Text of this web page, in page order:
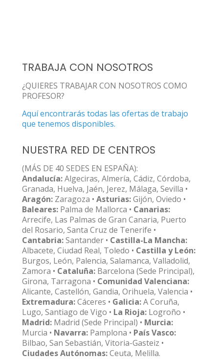
TRABAJA CON NOSOTROS
¿QUIERES TRABAJAR CON NOSOTROS COMO
PROFESOR?
Aquí encontrarás todas las ofertas de trabajo
que tenemos disponibles.
NUESTRA RED DE CENTROS
(MÁS DE 40 SEDES EN ESPAÑA):
Andalucía:Algeciras, Almería, Cádiz, Córdoba,
Granada, Huelva, Jaén, Jerez, Málaga, Sevilla •
Aragón: Zaragoza • Asturias:Gijón, Oviedo •
Baleares: Palma de Mallorca • Canarias:
Arrecife, Las Palmas de Gran Canaria, Puerto
del Rosario, Santa Cruz de Tenerife •
Cantabria:Santander • Castilla-La Mancha:
Albacete, Ciudad Real, Toledo • Castilla y León:
Burgos, León, Palencia, Salamanca, Valladolid,
Zamora • Cataluña: Barcelona (Sede Principal),
Girona, Tarragona • Comunidad Valenciana:
Alicante, Castellón, Gandia, Orihuela, Valencia •
Extremadura:Cáceres • Galicia:A Coruña,
Lugo, Santiago de Vigo • La Rioja: Logroño •
Madrid: Madrid (Sede Principal) • Murcia:
Murcia • Navarra: Pamplona • País Vasco:
Bilbao, San Sebastián, Vitoria-Gasteiz •
Ciudades Autónomas:Ceuta, Melilla.